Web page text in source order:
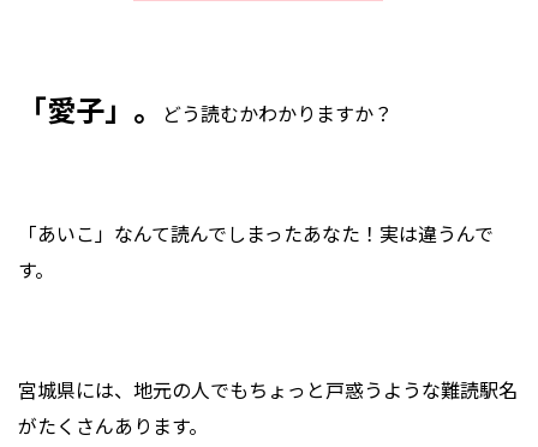
「愛子」。 どう読むかわかりますか？
「あいこ」なんて読んでしまったあなた！実は違うんで
す。
宮城県には、地元の人でもちょっと戸惑うような難読駅名
がたくさんあります。